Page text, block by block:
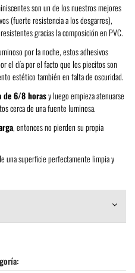
son un de los nuestros mejores
(fuerte resistencia a los desgarres),
gracias la composición en PVC.
por la noche, estos adhesivos
el día por el facto que los piecitos son
estético también en falta de oscuridad.
de 6/8 horasy luego empieza atenuarse
cerca de una fuente luminosa.
, entonces no pierden su propia
una superficie perfectamente limpia y